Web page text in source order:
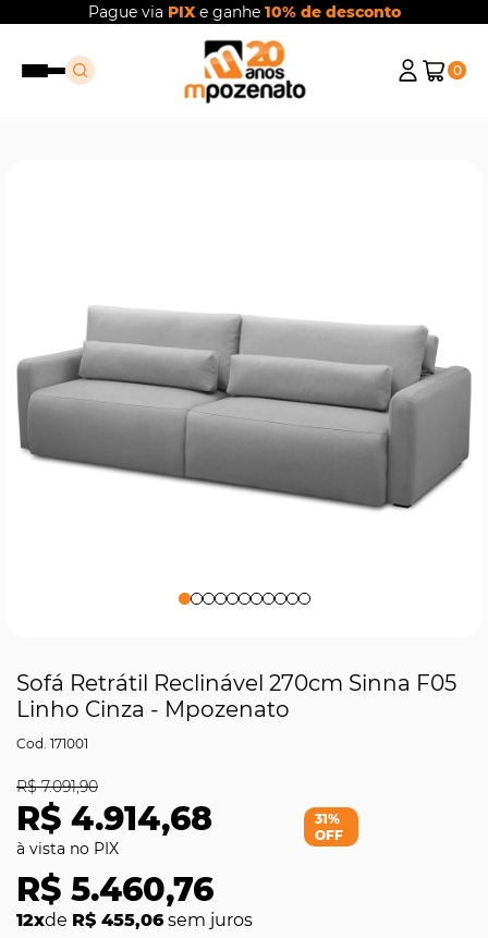
Pague via PIXe ganhe 10% de desconto
0
Sofá Retrátil Reclinável 270cm Sinna F05
Linho Cinza - Mpozenato
171001
R$ 4.914,68
R$ 7.091,90
R$ 5.460,76
12xde R$ 455,06 sem juros
31%
OFF